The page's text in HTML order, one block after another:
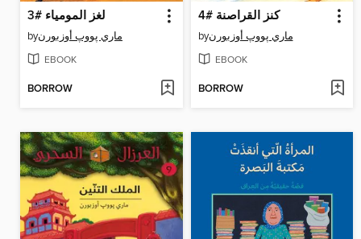
لغز المومياء #3
byماري پووپ أوزبورن
EBOOK
BORROW
كنز القراصنة #4
byماري پووپ أوزبورن
EBOOK
BORROW